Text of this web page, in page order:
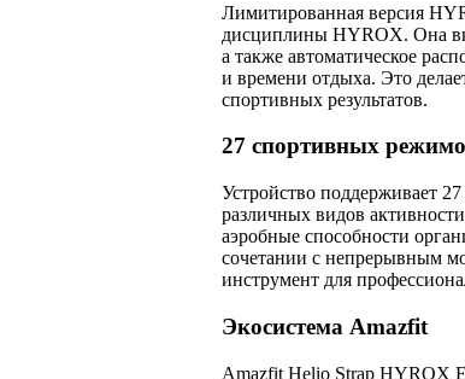
Лимитированная версия
дисциплины HYROX. Она
а также автоматическое
и времени отдыха. Это
спортивных результатов.
27 спортивных
Устройство поддерживает
различных видов
аэробные способности
сочетании с непрерывным
инструмент для
Экосистема Amazfit
Amazfit Helio Strap HYROX